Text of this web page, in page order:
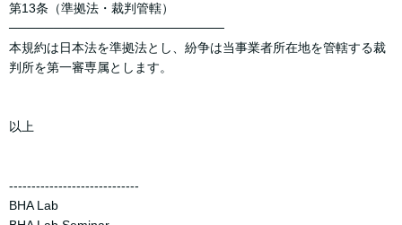
第13条（準拠法・裁判管轄）
────────────────────────
本規約は日本法を準拠法とし、紛争は当事業者所在地を管轄する裁
判所を第一審専属とします。
以上
-----------------------------
BHA Lab